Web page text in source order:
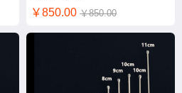
￥850.00 ￥850.00